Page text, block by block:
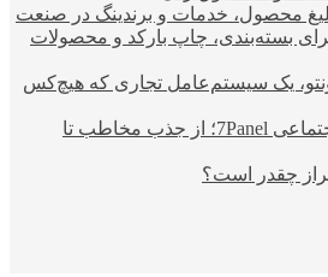
محصول، خدمات و برندینگ در صنعت
بسته‌بندی، چاپ بارکد و محصولات
یک سیستم‌عامل تجاری که هیچ‌کس
خدمات شبکه‌های اجتماعی 7Panel؛ از جذب مخاطب تا
چقدر است؟